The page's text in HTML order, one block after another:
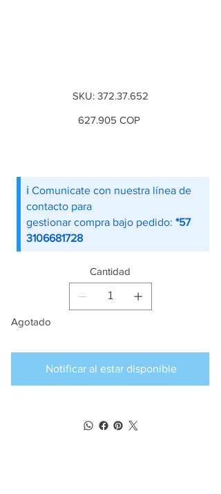
SKU: SKU
372.37.652
372.37.652
Precio
627.905 COP
ℹ️ Comunicate con nuestra línea de
contacto para
gestionar compra bajo pedido: *57
3106681728
Cantidad
Agotado
Notificar al estar disponible